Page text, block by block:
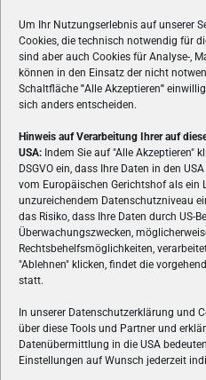
Um Ihr Nutzungserlebnis auf unserer
Cookies, die technisch notwendig für
sind aber auch Cookies für Analyse-,
können in den Einsatz der nicht
Schaltfläche "Alle Akzeptieren"
sich anders entscheiden.
Hinweis auf Verarbeitung Ihrer auf
USA: Indem Sie auf "Alle Akzeptieren"
DSGVO ein, dass Ihre Daten in den
vom Europäischen Gerichtshof als ein
unzureichendem Datenschutzniveau
das Risiko, dass Ihre Daten durch US-
Überwachungszwecken,
Rechtsbehelfsmöglichkeiten,
"Ablehnen" klicken, findet die
statt.
In unserer Datenschutzerklärung und
über diese Tools und Partner und
Datenübermittlung in die USA
Einstellungen auf Wunsch jederzeit
ÜBER
VON GAMERN, FÜR GAMER!
Spielemagazin Österreichs
Reviews und Videos zu PC-
Hardware und aus